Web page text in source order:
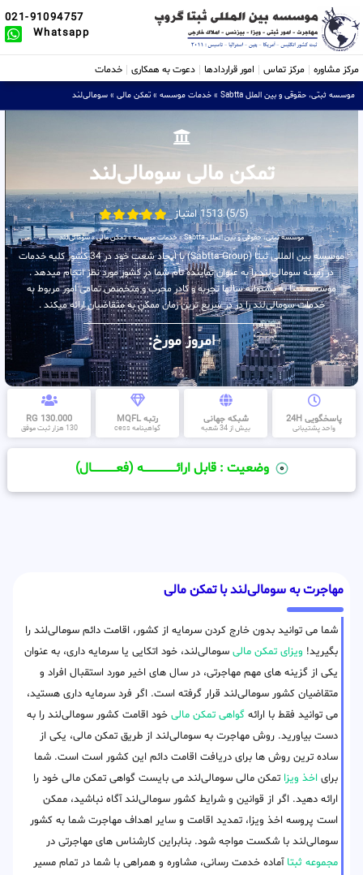
021-91094757
Whatsapp
مرکز مشاوره مرکز تماس امور قراردادها دعوت به همکاری خدمات
موسسه ثبتی، حقوقی و بین الملل Sabtta » خدمات موسسه » تمکن مالی » سومالی‌لند
تمکن مالی سومالی‌لند
(5/5) 1513 امتیاز
موسسه ثبتی، حقوقی و بین الملل Sabtta »خدمات موسسه»تمکن مالی»سومالی‌لند
موسسه بین المللی ثبتا (Sabtta Group) با ایجاد شعب خود در 34 کشور کلیه خدمات
در زمینه سومالی‌لند را به عنوان نماینده تام شما در کشور مورد نظر انجام میدهد .
موسسه ثبتا به پشتوانه سالها تجربه و کادر مجرب و متخصص تمامی امور مربوط به
خدمات سومالی‌لند را در در سریع ترین زمان ممکن به متقاضیان ارائه میکند .
امروز مورخ:
پاسخگویی 24H
واحد پشتیبانی
شبکه جهانی
بیش از 34 شعبه
رتبه MQFL
گواهینامه cess
130.000 RG
130 هزار ثبت موفق
وضعیت : قابل ارائــــــــــــــــــــه (فعـــــــــــــــال)
مهاجرت به سومالی‌لند با تمکن مالی
شما می توانید بدون خارج کردن سرمایه از کشور، اقامت دائم سومالی‌لند را
بگیرید! ویزای تمکن مالی سومالی‌لند، خود اتکایی یا سرمایه داری، به عنوان
یکی از گزینه های مهم مهاجرتی، در سال های اخیر مورد استقبال افراد و
متقاضیان کشور سومالی‌لند قرار گرفته است. اگر فرد سرمایه داری هستید،
می توانید فقط با ارائه گواهی تمکن مالی خود اقامت کشور سومالی‌لند را به
دست بیاورید. روش مهاجرت به سومالی‌لند از طریق تمکن مالی، یکی از
ساده ترین روش ها برای دریافت اقامت دائم این کشور است است. شما
برای اخذ ویزا تمکن مالی سومالی‌لند می بایست گواهی تمکن مالی خود را
ارائه دهید. اگر از قوانین و شرایط کشور سومالی‌لند آگاه نباشید، ممکن
است پروسه اخذ ویزا، تمدید اقامت و سایر اهداف مهاجرت شما به کشور
سومالی‌لند با شکست مواجه شود. بنابراین کارشناس های مهاجرتی در
مجموعه ثبتا آماده خدمت رسانی، مشاوره و همراهی با شما در تمام مسیر